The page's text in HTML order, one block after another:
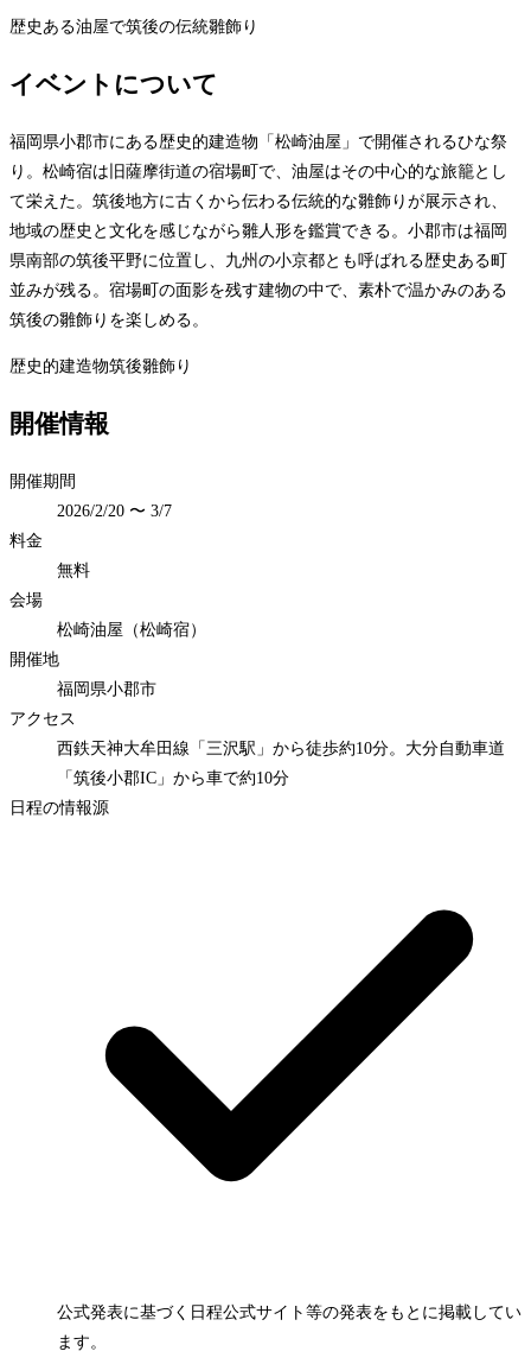
歴史ある油屋で筑後の伝統雛飾り
イベントについて
福岡県小郡市にある歴史的建造物「松崎油屋」で開催されるひな祭
り。松崎宿は旧薩摩街道の宿場町で、油屋はその中心的な旅籠とし
て栄えた。筑後地方に古くから伝わる伝統的な雛飾りが展示され、
地域の歴史と文化を感じながら雛人形を鑑賞できる。小郡市は福岡
県南部の筑後平野に位置し、九州の小京都とも呼ばれる歴史ある町
並みが残る。宿場町の面影を残す建物の中で、素朴で温かみのある
筑後の雛飾りを楽しめる。
歴史的建造物筑後雛飾り
開催情報
開催期間
2026/2/20 〜 3/7
料金
無料
会場
松崎油屋（松崎宿）
開催地
福岡県小郡市
アクセス
西鉄天神大牟田線「三沢駅」から徒歩約10分。大分自動車道
「筑後小郡IC」から車で約10分
日程の情報源
公式発表に基づく日程公式サイト等の発表をもとに掲載してい
ます。